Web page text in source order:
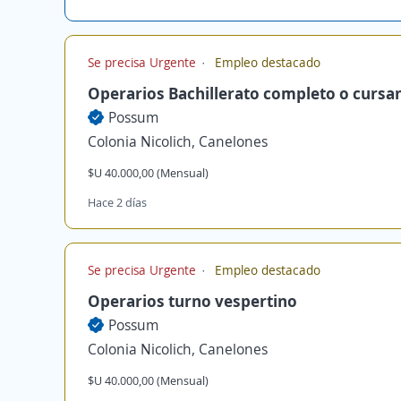
Se precisa Urgente Empleo destacado
Operarios Bachillerato completo o
Possum
Colonia Nicolich, Canelones
$U 40.000,00 (Mensual)
Hace 2 días
Se precisa Urgente Empleo destacado
Operarios turno vespertino
Possum
Colonia Nicolich, Canelones
$U 40.000,00 (Mensual)